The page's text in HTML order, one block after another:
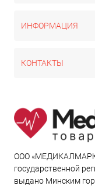
ИНФОРМАЦИЯ
КОНТАКТЫ
ООО
государственной
выдано Минским